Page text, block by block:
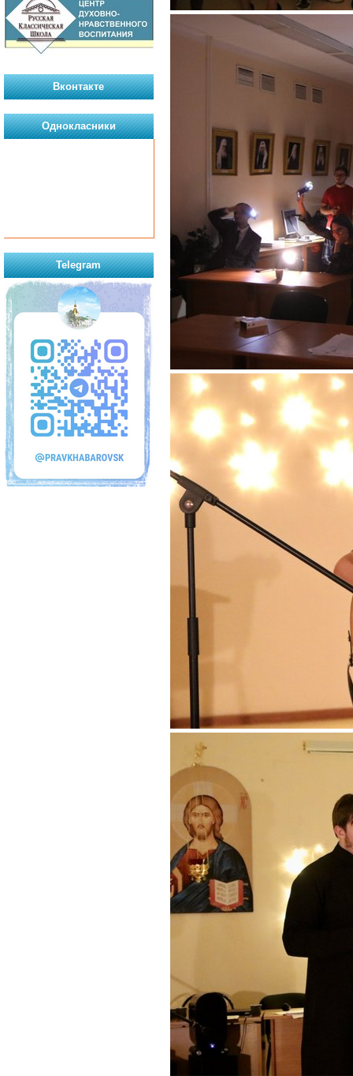
Вконтакте
Однокласники
Telegram